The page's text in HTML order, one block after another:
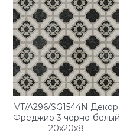
VT/A296/SG1544N Декор
Фреджио 3 черно-белый
20x20x8